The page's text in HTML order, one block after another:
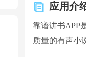
应用介
靠谱讲书APP
质量的有声小